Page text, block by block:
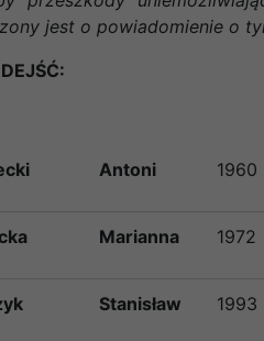
jest o powiadomienie o
Antoni 1960
Marianna 1972
Stanisław 1993